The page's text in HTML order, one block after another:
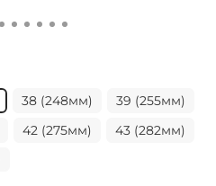
38 (248мм)
39 (255мм)
42 (275мм)
43 (282мм)